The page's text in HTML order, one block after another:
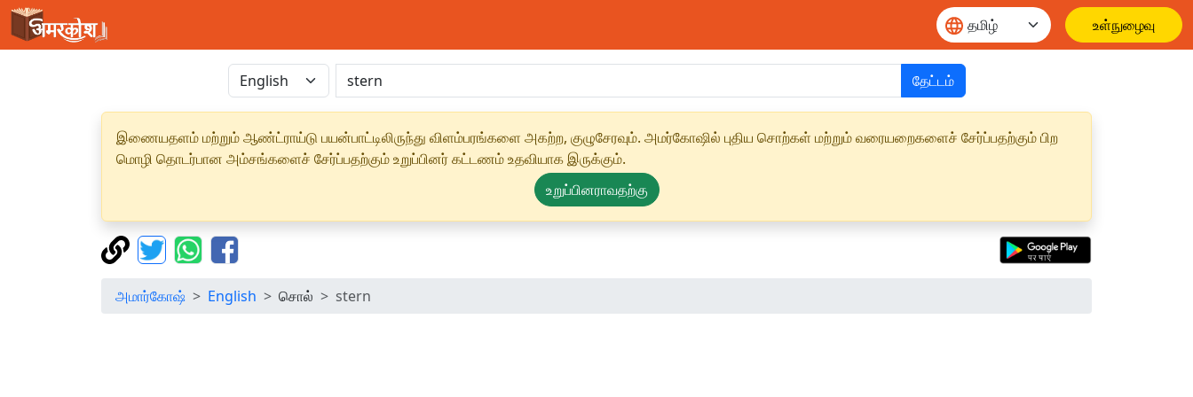
உள்நுழைவு
தேட்டம்
இணையதளம் மற்றும் ஆண்ட்ராய்டு பயன்பாட்டிலிருந்து விளம்பரங்களை அகற்ற, குழுசேரவும். அமர்கோஷில் புதிய சொற்கள் மற்றும் வரையறைகளைச் சேர்ப்பதற்கும் பிற
மொழி தொடர்பான அம்சங்களைச் சேர்ப்பதற்கும் உறுப்பினர் கட்டணம் உதவியாக இருக்கும்.
உறுப்பினராவதற்கு
அமார்கோஷ் English சொல் stern